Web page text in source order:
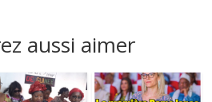
aussi aimer